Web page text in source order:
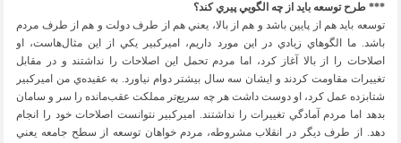
*** طرح توسعه بايد از چه الگويي پيري كند؟
توسعه بايد هم از پايين باشد و هم از بالا، يعني هم از طرف دولت و هم از طرف مردم
باشد. ما الگوهاي زيادي در اين مورد داريم، اميركبير يكي از اين مثال‌هاست، او
اصلاحات را از بالا آغاز كرد، اما مردم تحمل اين اصلاحات را نداشتند و در مقابل
تغييرات مقاومت كردند و ايشان سه سال بيشتر دوام نياورد. به عقيده‌ي من اميركبير
شتابزده عمل كرد، او دوست داشت هر چه سريع‌تر مملكت عقب‌مانده را سر و سامان
بدهد اما مردم آمادگي تغييرات را نداشتند. اميركبير نتوانست اصلاحات خود را انجام
دهد. از طرف ديگر در انقلاب مشروطه، مردم خواهان توسعه از سطح جامعه يعني